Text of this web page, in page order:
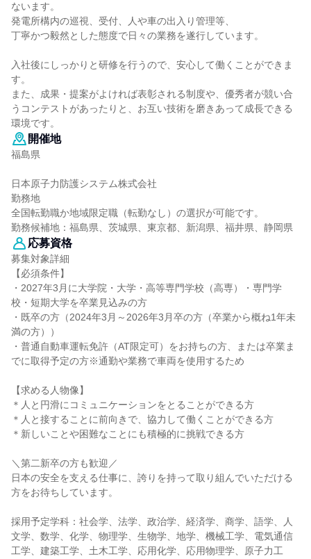
ないます。
発電所構内の巡視、受付、人や車の出入り管理等、
丁寧かつ毅然とした態度で日々の業務を遂行しています。
入社後にしっかりと研修を行うので、安心して働くことができま
す。
また、成果・提案がよければ表彰される制度や、優秀者が競い合
うコンテストがあったりと、お互い技術を磨きあって成長できる
環境です。
開催地
福島県
日本原子力防護システム株式会社
勤務地
全国転勤職か地域限定職（転勤なし）の選択が可能です。
勤務候補地：福島県、茨城県、東京都、新潟県、福井県、静岡県
応募資格
募集対象詳細
【必須条件】
・2027年3月に大学院・大学・高等専門学校（高専）・専門学
校・短期大学を卒業見込みの方
・既卒の方（2024年3月～2026年3月卒の方（卒業から概ね1年未
満の方））
・普通自動車運転免許（AT限定可）をお持ちの方、または卒業ま
でに取得予定の方※通勤や業務で車両を使用するため
【求める人物像】
＊人と円滑にコミュニケーションをとることができる方
＊人と接することに前向きで、協力して働くことができる方
＊新しいことや困難なことにも積極的に挑戦できる方
＼第二新卒の方も歓迎／
日本の安全を支える仕事に、誇りを持って取り組んでいただける
方をお待ちしています。
採用予定学科：社会学、法学、政治学、経済学、商学、語学、人
文学、数学、化学、物理学、生物学、地学、機械工学、電気通信
工学、建築工学、土木工学、応用化学、応用物理学、原子力工